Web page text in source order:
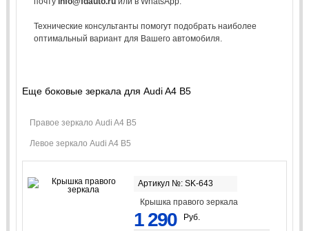
Технические консультанты помогут подобрать наиболее
оптимальный вариант для Вашего автомобиля.
Еще боковые зеркала для Audi A4 B5
Правое зеркало Audi A4 B5
Левое зеркало Audi A4 B5
Артикул №: SK-643
Крышка правого зеркала
1 290 Руб.